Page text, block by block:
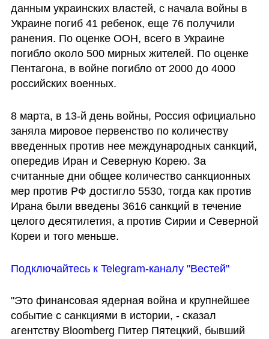
данным украинских властей, с начала войны в
Украине погиб 41 ребенок, еще 76 получили
ранения. По оценке ООН, всего в Украине
погибло около 500 мирных жителей. По оценке
Пентагона, в войне погибло от 2000 до 4000
российских военных.
8 марта, в 13-й день войны, Россия официально
заняла мировое первенство по количеству
введенных против нее международных санкций,
опередив Иран и Северную Корею. За
считанные дни общее количество санкционных
мер против РФ достигло 5530, тогда как против
Ирана были введены 3616 санкций в течение
целого десятилетия, а против Сирии и Северной
Кореи и того меньше.
Подключайтесь к Telegram-каналу "Вестей"
"Это финансовая ядерная война и крупнейшее
событие с санкциями в истории, - сказал
агентству Bloomberg Питер Пятецкий, бывший